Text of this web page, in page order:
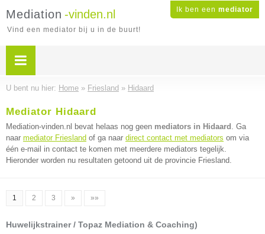
Ik ben een mediator
Mediation -vinden.nl
Vind een mediator bij u in de buurt!
U bent nu hier: Home » Friesland » Hidaard
Mediator Hidaard
Mediation-vinden.nl bevat helaas nog geen mediators in Hidaard . Ga
naar mediator Friesland of ga naar direct contact met mediators om via
één e-mail in contact te komen met meerdere mediators tegelijk.
Hieronder worden nu resultaten getoond uit de provincie Friesland.
1 2 3 » »»
Huwelijkstrainer / Topaz Mediation & Coaching)